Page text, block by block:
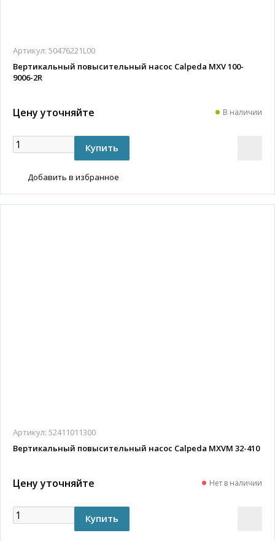
Артикул: 50476221L00
Вертикальный повысительный насос Calpeda MXV 100-
9006-2R
Цену уточняйте В наличии
Добавить в избранное
Артикул: 52411011300
Вертикальный повысительный насос Calpeda MXVM 32-410
Цену уточняйте Нет в наличии